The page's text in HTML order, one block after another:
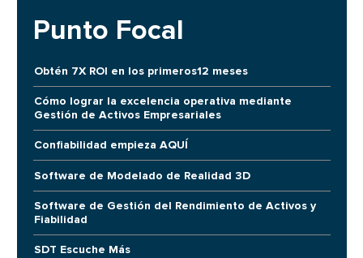
Punto Focal
Obtén 7X ROI en los primeros12 meses
Cómo lograr la excelencia operativa mediante
Gestión de Activos Empresariales
Confiabilidad empieza AQUÍ
Software de Modelado de Realidad 3D
Software de Gestión del Rendimiento de Activos y
Fiabilidad
SDT Escuche Más